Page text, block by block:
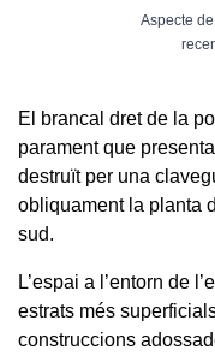
Aspecte
El brancal dret de la
parament que
destruït per una
obliquament la planta
sud.
L’espai a l’entorn de
estrats més
construccions